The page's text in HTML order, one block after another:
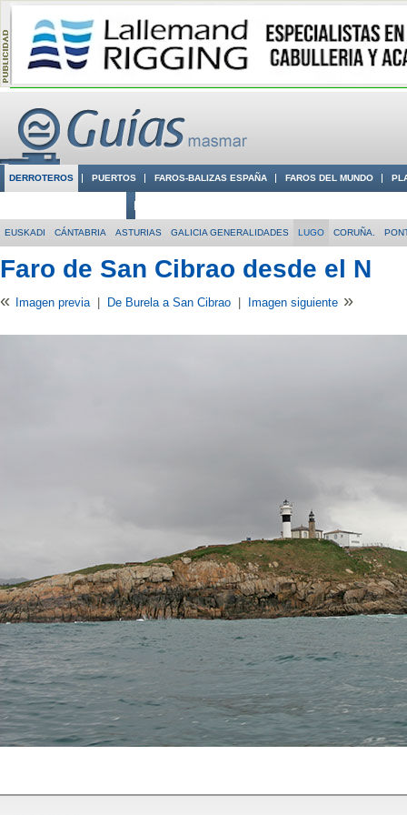
DERROTEROS PUERTOS FAROS-BALIZAS ESPAÑA FAROS DEL MUNDO
EUSKADI CÁNTABRIA ASTURIAS GALICIA GENERALIDADES LUGO CORUÑA.
Faro de San Cibrao desde el N
« Imagen previa | De Burela a San Cibrao | Imagen siguiente »